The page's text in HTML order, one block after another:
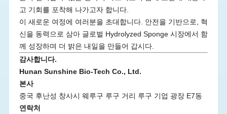
고 기회를 포착해 나가고자 합니다.
이 새로운 여정에 여러분을 초대합니다. 안전을 기반으로, 혁
신을 동력으로 삼아 글로벌 Hydrolyzed Sponge 시장에서 함
께 성장하며 더 밝은 내일을 만들어 갑시다.
감사합니다.
Hunan Sunshine Bio-Tech Co., Ltd.
본사
중국 후난성 창사시 웨루구 루구 거리 루구 기업 광장 E7동
연락처